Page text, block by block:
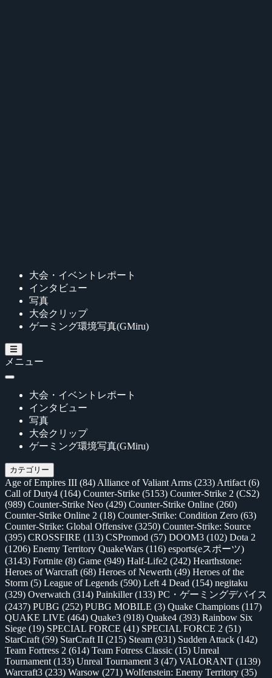
大会・イベントレポート
インタビュー
写真
大会クリップ
ゲーミング環境写真(GMiru)
メニュー
大会・イベントレポート
インタビュー
写真
大会クリップ
ゲーミング環境写真(GMiru)
カテゴリー
Age of Empires III (84) Alliance of Valiant Arms (233) Artifact (6)
Call of Duty4 (164) Counter-Strike (5153) Counter-Strike 2 (CS2)
(989) Counter-Strike Neo (429) Counter-Strike Online (260)
Counter-Strike Online 2 (18) Counter-Strike: Condition Zero (63)
Counter-Strike: Global Offensive (3250) Counter-Strike: Source
(395) CROSSFIRE (113) CSPromod (57) DOOM3 (102) Dota 2
(1206) Enemy Territory QuakeWars (116) esports(eスポーツ)
(3143) Fortnite (8) Game (949) Half-Life2 (242) Hearthstone:
Heroes of Warcraft (68) Heroes of Newerth (49) Heroes of the
Storm (5) League of Legends (590) Left 4 Dead (154) negitaku
(329) Overwatch (314) Painkiller(133) PC・ゲーミングデバイス
(2437) PUBG (252) PUBG MOBILE (3) Quake Champions (117)
QUAKE LIVE (464) Quake3 (918) Quake4 (393) Rainbow Six
Siege (19) SPECIAL FORCE (41) SPECIAL FORCE 2 (51)
StarCraft (59) StarCraft II (215) Steam (931) Sudden Attack (142)
Team Fortress 2 (614) Team Fotress Classic (15) Unreal
Tournament (133) Unreal Tournament 3 (47) VALORANT (1139)
Warcraft3 (233) Warsow (271) Wolfenstein: Enemy Territory (35)